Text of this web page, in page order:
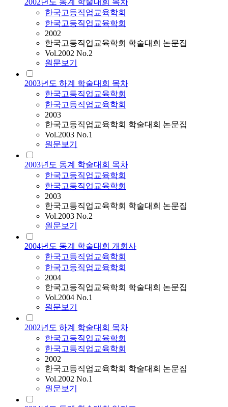
2002년도 동계 학술대회 목차
한국고등직업교육학회
한국고등직업교육학회
2002
한국고등직업교육학회 학술대회 논문집
Vol.2002 No.2
원문보기
2003년도 하계 학술대회 목차
한국고등직업교육학회
한국고등직업교육학회
2003
한국고등직업교육학회 학술대회 논문집
Vol.2003 No.1
원문보기
2003년도 동계 학술대회 목차
한국고등직업교육학회
한국고등직업교육학회
2003
한국고등직업교육학회 학술대회 논문집
Vol.2003 No.2
원문보기
2004년도 동계 학술대회 개회사
한국고등직업교육학회
한국고등직업교육학회
2004
한국고등직업교육학회 학술대회 논문집
Vol.2004 No.1
원문보기
2002년도 하계 학술대회 목차
한국고등직업교육학회
한국고등직업교육학회
2002
한국고등직업교육학회 학술대회 논문집
Vol.2002 No.1
원문보기